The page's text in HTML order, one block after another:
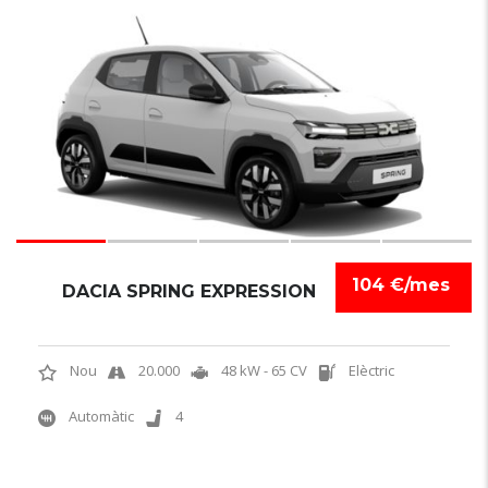
104 €/mes
DACIA SPRING EXPRESSION
Nou 20.000 48 kW - 65 CV Elèctric
Automàtic 4